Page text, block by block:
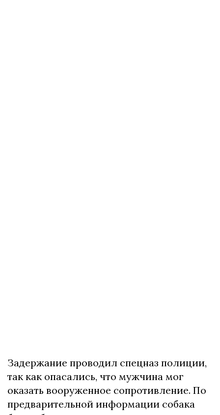
Задержание проводил спецназ полиции,
так как опасались, что мужчина мог
оказать вооруженное сопротивление. По
предварительной информации собака